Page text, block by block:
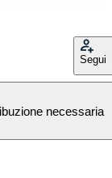
Segui
necessaria